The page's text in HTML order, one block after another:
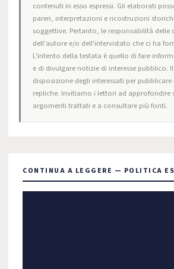
contenuti in esso espressi. Gli elaborati
pareri, interpretazioni e ricostruzioni
soggettive. Pertanto, le responsabilità
dell'autore e/o dell'intervistato che ci ha
L'intento della testata è quello di fare
e di divulgare notizie di interesse pubblico.
disposizione degli interessati per
repliche. Invitiamo i lettori ad approfondire
argomenti trattati e a consultare più fonti.
CONTINUA A LEGGERE — POLITICA